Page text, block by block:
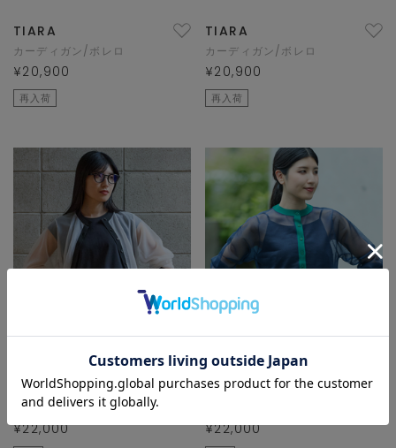
TIARA
カーディガン/ボレロ
¥20,900
再入荷
TIARA
カーディガン/ボレロ
¥20,900
再入荷
TIARA
カーディガン/ボレロ
¥22,000
TIARA
¥22,000